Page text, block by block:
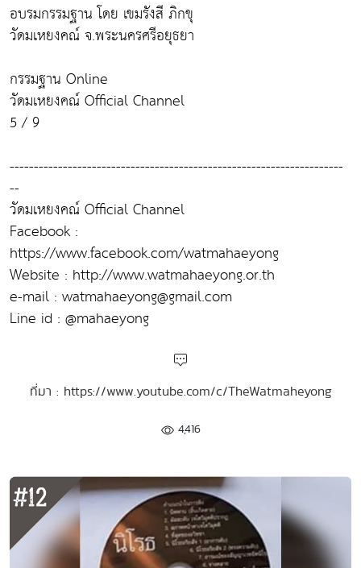
อบรมกรรมฐาน โดย เขมรังสี ภิกขุ
วัดมเหยงคณ์ จ.พระนครศรีอยุธยา
กรรมฐาน Online
วัดมเหยงคณ์ Official Channel
5 / 9
---------------------------------------------------------------------
--
วัดมเหยงคณ์ Official Channel
Facebook :
https://www.facebook.com/watmahaeyong
Website : http://www.watmahaeyong.or.th
e-mail : watmahaeyong@gmail.com
Line id : @mahaeyong
ที่มา : https://www.youtube.com/c/TheWatmaheyong
4,416